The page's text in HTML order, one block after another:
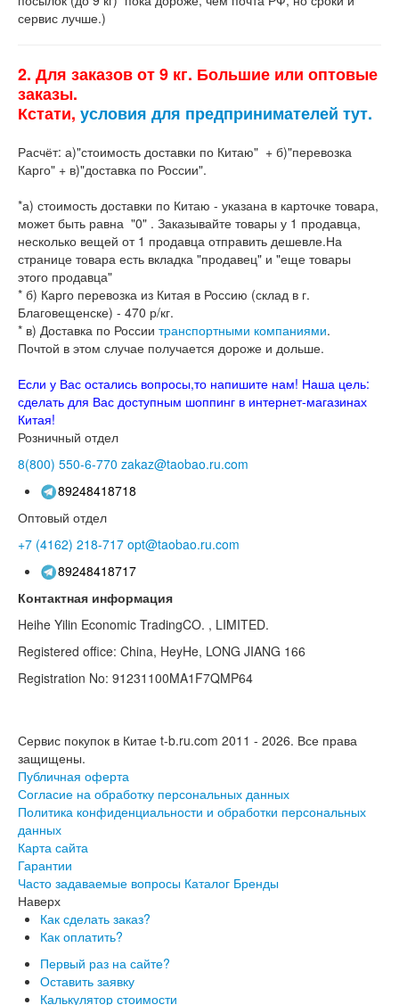
сервис лучше.)
2. Для заказов от 9 кг. Большие или оптовые
заказы.
Кстати, условия для предпринимателей тут.
Расчёт: а)"стоимость доставки по Китаю" + б)"перевозка
Карго" + в)"доставка по России".
*а) стоимость доставки по Китаю - указана в карточке товара,
может быть равна "0" . Заказывайте товары у 1 продавца,
несколько вещей от 1 продавца отправить дешевле.На
странице товара есть вкладка "продавец" и "еще товары
этого продавца"
* б) Карго перевозка из Китая в Россию (склад в г.
Благовещенске) - 470 р/кг.
* в) Доставка по России транспортными компаниями.
Почтой в этом случае получается дороже и дольше.
Если у Вас остались вопросы,то напишите нам! Наша цель:
сделать для Вас доступным шоппинг в интернет-магазинах
Китая!
Розничный отдел
8(800) 550-6-770 zakaz@taobao.ru.com
89248418718
Оптовый отдел
+7 (4162) 218-717 opt@taobao.ru.com
89248418717
Контактная информация
Heihe Yilin Economic TradingCO. , LIMITED.
Registered office: China, HeyHe, LONG JIANG 166
Registration No: 91231100MA1F7QMP64
Сервис покупок в Китае t-b.ru.com 2011 - 2026. Все права
защищены.
Публичная оферта
Согласие на обработку персональных данных
Политика конфиденциальности и обработки персональных
данных
Карта сайта
Гарантии
Часто задаваемые вопросы Каталог Бренды
Наверх
Как сделать заказ?
Как оплатить?
Первый раз на сайте?
Оставить заявку
Калькулятор стоимости